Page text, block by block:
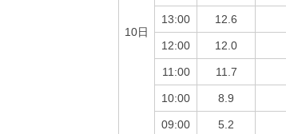
10日
13:00 12.6
12:00 12.0
11:00 11.7
10:00 8.9
09:00 5.2